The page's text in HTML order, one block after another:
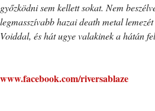
győzködni sem kellett sokat. Nem
legmasszívabb hazai death metal
Voiddal, és hát ugye valakinek a hátán
www.facebook.com/riversablaze